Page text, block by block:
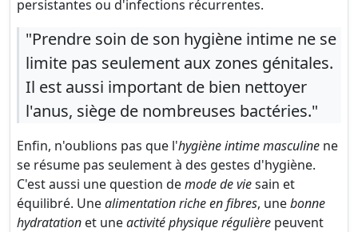
persistantes ou d'infections récurrentes.
"Prendre soin de son hygiène intime ne se
limite pas seulement aux zones génitales.
Il est aussi important de bien nettoyer
l'anus, siège de nombreuses bactéries."
Enfin, n'oublions pas que l'hygiène intime masculine ne
se résume pas seulement à des gestes d'hygiène.
C'est aussi une question demode de viesain et
équilibré. Unealimentation riche en fibres, unebonne
hydratation et uneactivité physique régulière peuvent